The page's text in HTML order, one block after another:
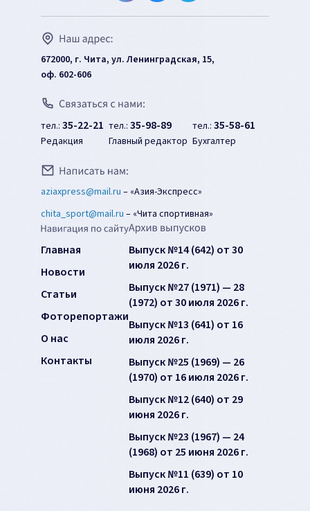
672000, г. Чита, ул. Ленинградская, 15,
оф. 602-606
тел.: 35-22-21
Редакция
тел.: 35-98-89
Главный редактор
тел.: 35-58-61
Бухгалтер
aziaxpress@mail.ru – «Азия-Экспресс»
chita_sport@mail.ru – «Чита спортивная»
Главная
Новости
Статьи
Фоторепортажи
О нас
Контакты
Выпуск №14 (642) от 30
июля 2026 г.
Выпуск №27 (1971) — 28
(1972) от 30 июля 2026 г.
Выпуск №13 (641) от 16
июля 2026 г.
Выпуск №25 (1969) — 26
(1970) от 16 июля 2026 г.
Выпуск №12 (640) от 29
июня 2026 г.
Выпуск №23 (1967) — 24
(1968) от 25 июня 2026 г.
Выпуск №11 (639) от 10
июня 2026 г.